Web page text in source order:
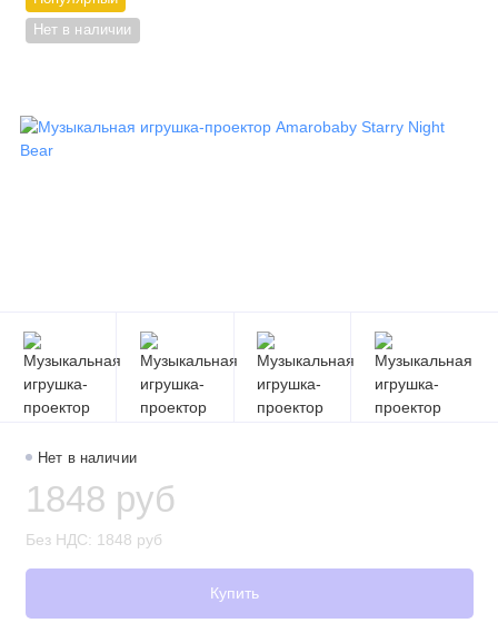
Нет в наличии
Нет в наличии
1848 руб
Без НДС: 1848 руб
Купить